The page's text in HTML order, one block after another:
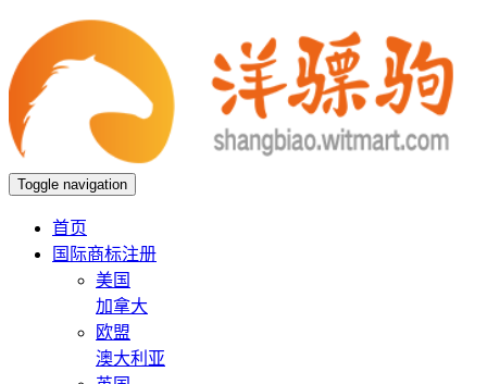
Toggle navigation
首页
国际商标注册
美国
加拿大
欧盟
澳大利亚